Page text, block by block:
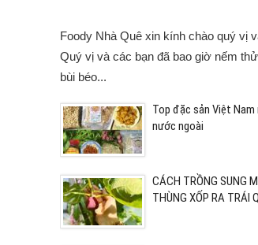
Foody Nhà Quê xin kính chào quý vị
Quý vị và các bạn đã bao giờ nếm
bùi béo...
Top đặc sản Việt Nam
nước ngoài
CÁCH TRỒNG SUNG
THÙNG XỐP RA TRÁI